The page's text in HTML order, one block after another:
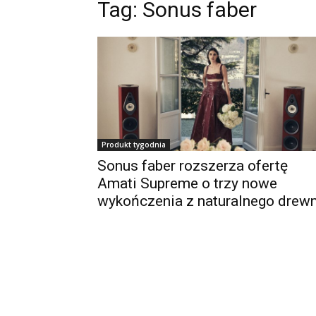
Tag: Sonus faber
Produkt tygodnia
Sonus faber rozszerza ofertę
Amati Supreme o trzy nowe
wykończenia z naturalnego